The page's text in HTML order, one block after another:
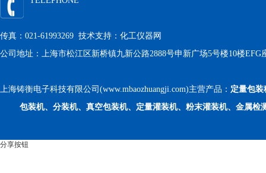
传真：021-61993269 技术支持： 化工仪器网
公司地址：上海市松江区新桥镇九新公路2888号申新广场5号楼10楼EFG
上海铸衡电子科技有限公司(www.mbaozhuangji.com)主营产品： 定量包装
包装机、分装机、真空包装机、定量灌装机、粉末灌装机、金属检
分享按钮